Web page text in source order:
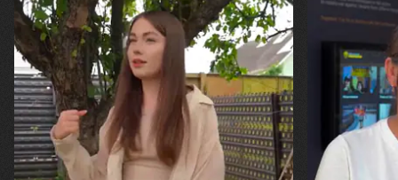
30.07.2026
Калина, Дарина та Віра Папроцькі
29.07.2026
Марина, Ваїд